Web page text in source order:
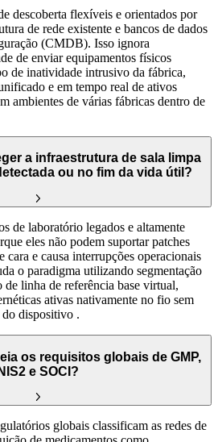
descoberta flexíveis e orientados por
de rede existente e bancos de dados
(CMDB). Isso ignora
de enviar equipamentos físicos
de inatividade intrusivo da fábrica,
e em tempo real de ativos
ambientes de várias fábricas dentro de
a infraestrutura de sala limpa
ou no fim da vida útil?
de laboratório legados e altamente
eles não podem suportar patches
cara e causa interrupções operacionais
o paradigma utilizando segmentação
de linha de referência base virtual,
ativas nativamente no fio sem
do dispositivo .
os requisitos globais de GMP,
NIS2 e SOCI?
globais classificam as redes de